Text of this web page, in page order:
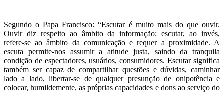
Segundo o Papa Francisco: “Escutar é muito mais do que ouvir.
Ouvir diz respeito ao âmbito da informação; escutar, ao invés,
refere-se ao âmbito da comunicação e requer a proximidade. A
escuta permite-nos assumir a atitude justa, saindo da tranquila
condição de espectadores, usuários, consumidores. Escutar significa
também ser capaz de compartilhar questões e dúvidas, caminhar
lado a lado, libertar-se de qualquer presunção de onipotência e
colocar, humildemente, as próprias capacidades e dons ao serviço do